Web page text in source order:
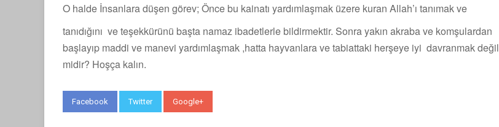
O halde İnsanlara düşen görev; Önce bu kainatı yardımlaşmak üzere kuran Allah’ı tanımak ve
tanıdığını ve teşekkürünü başta namaz ibadetlerle bildirmektir. Sonra yakın akraba ve komşulardan
başlayıp maddi ve manevi yardımlaşmak ,hatta hayvanlara ve tabiattaki herşeye iyi davranmak değil
midir? Hoşça kalın.
Facebook Twitter Google+